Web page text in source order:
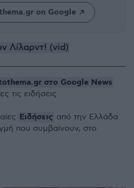
on Google
Λίλαρντ! (vid)
στο Google News
τις ειδήσεις
Ειδήσεις από την Ελλάδα
που συμβαίνουν, στο